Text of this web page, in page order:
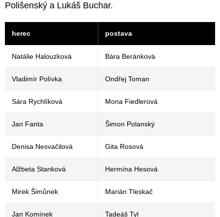
Polišenský a Lukáš Buchar.
herec postava
Natálie Halouzková Bára Beránková
Vladimír Polívka Ondřej Toman
Sára Rychlíková Mona Fiedlerová
Jan Fanta Šimon Polanský
Denisa Nesvačilová Gita Rosová
Alžbeta Stanková Hermína Hesová
Mirek Šimůnek Marián Tleskač
Jan Komínek Tadeáš Tyl